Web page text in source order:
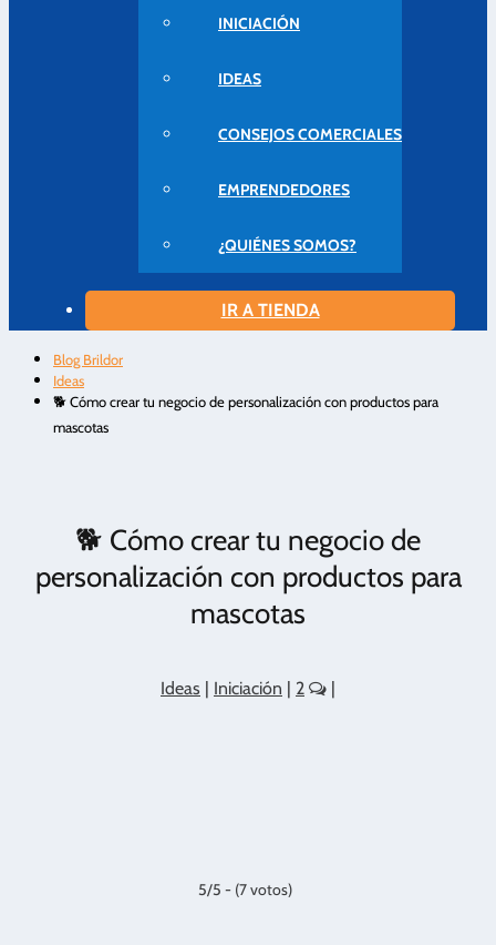
INICIACIÓN
IDEAS
CONSEJOS COMERCIALES
EMPRENDEDORES
¿QUIÉNES SOMOS?
IR A TIENDA
Blog Brildor
Ideas
🐕 Cómo crear tu negocio de personalización con productos para
mascotas
🐕 Cómo crear tu negocio de
personalización con productos para
mascotas
Ideas | Iniciación | 2 |
5/5 - (7 votos)